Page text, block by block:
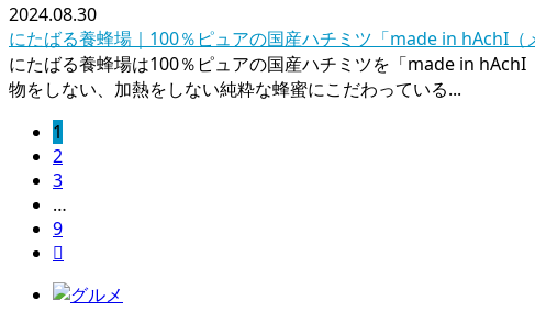
2024.08.30
にたばる養蜂場｜100％ピュアの国産ハチミツ「made in hAchI（
にたばる養蜂場は100％ピュアの国産ハチミツを「made in
物をしない、加熱をしない純粋な蜂蜜にこだわっている...
1
2
3
…
9
